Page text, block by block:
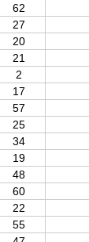
62
27
20
21
2
17
57
25
34
19
48
60
22
55